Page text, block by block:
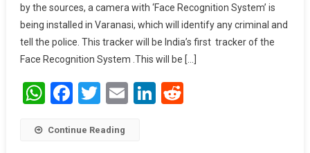
Easier To
Identify
Criminals
by the sources, a camera with ‘Face Recognition System’ is
being installed in Varanasi, which will identify any criminal and
tell the police. This tracker will be India’s first tracker of the
Face Recognition System .This will be […]
WhatsApp
Facebook
Twitter
EmailLinkedIn
Continue Reading